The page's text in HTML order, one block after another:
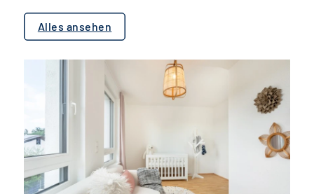
Alles ansehen